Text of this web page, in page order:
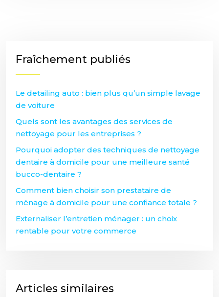
Fraîchement publiés
Le detailing auto : bien plus qu’un simple lavage
de voiture
Quels sont les avantages des services de
nettoyage pour les entreprises ?
Pourquoi adopter des techniques de nettoyage
dentaire à domicile pour une meilleure santé
bucco-dentaire ?
Comment bien choisir son prestataire de
ménage à domicile pour une confiance totale ?
Externaliser l’entretien ménager : un choix
rentable pour votre commerce
Articles similaires